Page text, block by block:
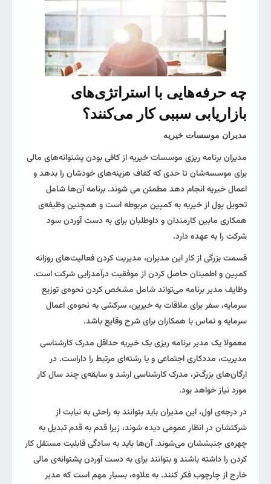
چه حرفه‌هایی با استراتژی‌های
بازاریابی سببی کار می‌کنند؟
مدیران موسسات خیریه
مدیران برنامه ریزی موسسات خیریه از کافی بودن پشتوانه‌‌های مالی
برای موسسه‌شان تا حدی که کفاف هزینه‌های خودشان را بدهد و
اعمال خیریه انجام دهد مطمئن می شوند. برنامه آن‌ها شامل
تحویل پول از خیریه به کمپین مربوطه است و همچنین وظیفه‌ی
همکاری مابین کارمندان و داوطلبان برای به دست آوردن سود
شرکت را به عهده دارد.
قسمت بزرگی از کار این مدیران، مدیریت کردن فعالیت‌های روزانه
کمپین و اطمینان حاصل کردن از موفقیت درآمدزایی شرکت است.
وظایف مدیر برنامه می‌تواند شامل مشخص کردن نحوه‌ی توزیع
سرمایه، سفر برای ملاقات به خیرین، سرکشی به نحوه‌ی اعمال
سرمایه و تماس با همکاران برای شرح وقایع باشد.
معمولا یک مدیر برنامه‌ ریزی یک خیریه حداقل مدرک کارشناسی
مدیریت، مددکاری اجتماعی و یا رشته‌ای مرتبط را داراست. در
ارگان‌های بزرگ‌تر، مدرک کارشناسی ارشد و سابقه‌ی چند سال کار
مورد نیاز خواهد بود.
در درجه‌ی اول، این مدیران باید بتوانند به راحتی به نیابت از
شرکتشان در انظار عمومی دیده شوند، زیرا قدم به قدم تبدیل به
چهره‌ی جنبششان می‌شوند. آن‌ها باید به سادگی قابلیت مستقل کار
کردن را داشته باشند و بتوانند برای به دست آوردن پشتوانه‌ی مالی
خارج از چارچوب فکر کنند. به علاوه، بسیار مهم است که مدیر